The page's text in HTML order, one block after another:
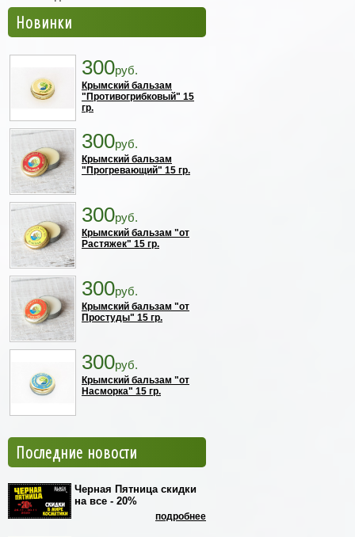
Новинки
300руб.
Крымский бальзам
"Противогрибковый" 15
гр.
300руб.
Крымский бальзам
"Прогревающий" 15 гр.
300руб.
Крымский бальзам "от
Растяжек" 15 гр.
300руб.
Крымский бальзам "от
Простуды" 15 гр.
300руб.
Крымский бальзам "от
Насморка" 15 гр.
Последние новости
Черная Пятница скидки
на все - 20%
подробнее